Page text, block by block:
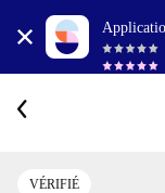
VÉRIFIÉ